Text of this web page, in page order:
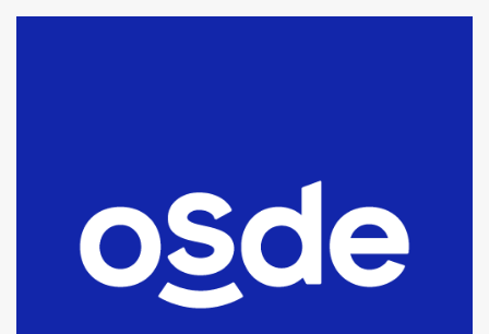
fueron detenidos por
comercialización de drogas en la
tarde del sábado
T.Lauquen: se vendió el edificio de
lo que fue la planta Industrial del